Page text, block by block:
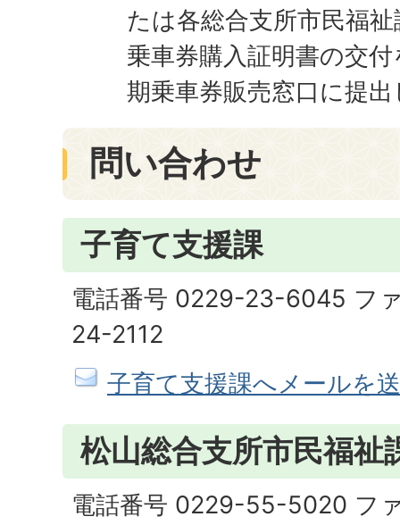
たは各総合支所市民福
乗車券購入証明書の交
期乗車券販売窓口に提
問い合わせ
子育て支援課
電話番号 0229-23-6045 フ
24-2112
子育て支援課へメールを
松山総合支所市民福祉
電話番号 0229-55-5020 フ